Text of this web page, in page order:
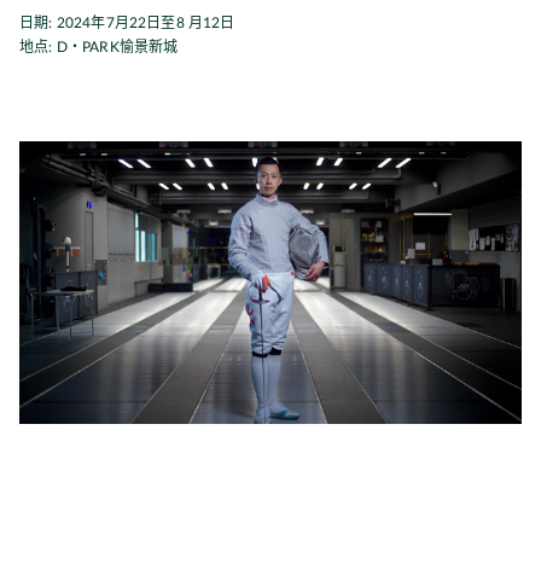
日期: 2024年7月22日至8 月12日
地点: D・PARK愉景新城